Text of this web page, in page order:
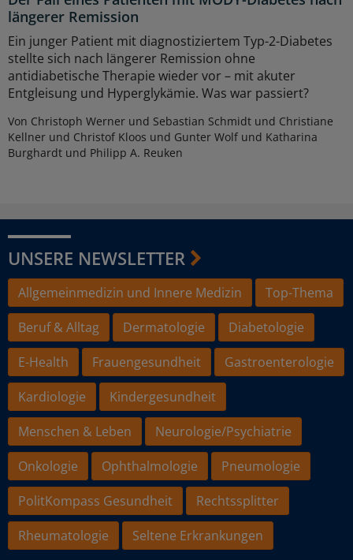
längerer Remission
Ein junger Patient mit diagnostiziertem Typ-2-Diabetes
stellte sich nach längerer Remission ohne
antidiabetische Therapie wieder vor – mit akuter
Entgleisung und Hyperglykämie. Was war passiert?
Von Christoph Werner und Sebastian Schmidt und Christiane
Kellner und Christof Kloos und Gunter Wolf und Katharina
Burghardt und Philipp A. Reuken
UNSERE NEWSLETTER
Allgemeinmedizin und Innere Medizin
Top-Thema
Beruf & Alltag
Dermatologie
Diabetologie
E-Health
Frauengesundheit
Gastroenterologie
Kardiologie
Kindergesundheit
Menschen & Leben
Neurologie/Psychiatrie
Onkologie
Ophthalmologie
Pneumologie
PolitKompass Gesundheit
Rechtssplitter
Rheumatologie
Seltene Erkrankungen